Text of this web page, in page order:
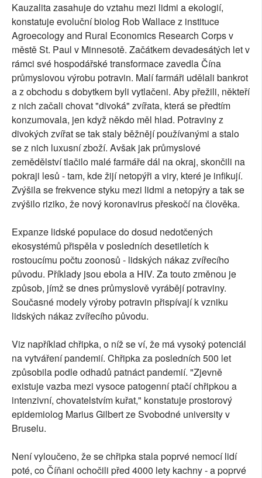
Kauzalita zasahuje do vztahu mezi lidmi a ekologií,
konstatuje evoluční biolog Rob Wallace z instituce
Agroecology and Rural Economics Research Corps v
městě St. Paul v Minnesotě. Začátkem devadesátých let v
rámci své hospodářské transformace zavedla Čína
průmyslovou výrobu potravin. Malí farmáři udělali bankrot
a z obchodu s dobytkem byli vytlačeni. Aby přežili, někteří
z nich začali chovat "divoká" zvířata, která se předtím
konzumovala, jen když někdo měl hlad. Potraviny z
divokých zvířat se tak staly běžnějí používanými a stalo
se z nich luxusní zboží. Avšak jak průmyslové
zemědělství tlačilo malé farmáře dál na okraj, skončili na
pokraji lesů - tam, kde žijí netopýři a viry, které je infikují.
Zvýšila se frekvence styku mezi lidmi a netopýry a tak se
zvýšilo riziko, že nový koronavirus přeskočí na člověka.
Expanze lidské populace do dosud nedotčených
ekosystémů přispěla v posledních desetiletích k
rostoucímu počtu zoonosů - lidských nákaz zvířecího
původu. Příklady jsou ebola a HIV. Za touto změnou je
způsob, jímž se dnes průmyslově vyrábějí potraviny.
Současné modely výroby potravin přispívají k vzniku
lidských nákaz zvířecího původu.
Viz například chřipka, o níž se ví, že má vysoký potenciál
na vytváření pandemií. Chřipka za posledních 500 let
způsobila podle odhadů patnáct pandemií. "Zjevně
existuje vazba mezi vysoce patogenní ptačí chřipkou a
intenzivní, chovatelstvím kuřat," konstatuje prostorový
epidemiolog Marius Gilbert ze Svobodné university v
Bruselu.
Není vyloučeno, že se chřipka stala poprvé nemocí lidí
poté, co Číňani ochočili před 4000 lety kachny - a poprvé